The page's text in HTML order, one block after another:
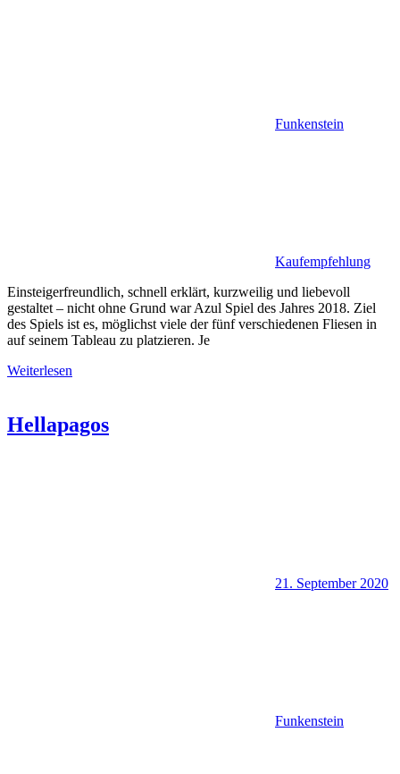
Funkenstein
Kaufempfehlung
Einsteigerfreundlich, schnell erklärt, kurzweilig und liebevoll
gestaltet – nicht ohne Grund war Azul Spiel des Jahres 2018. Ziel
des Spiels ist es, möglichst viele der fünf verschiedenen Fliesen in
auf seinem Tableau zu platzieren. Je
Weiterlesen
Hellapagos
21. September 2020
Funkenstein